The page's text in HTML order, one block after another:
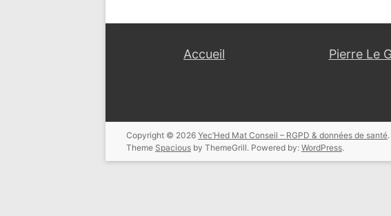
Accueil Pierre Le
Copyright © 2026 Yec’Hed Mat Conseil – RGPD & données de santé
Theme Spacious by ThemeGrill. Powered by: WordPress.